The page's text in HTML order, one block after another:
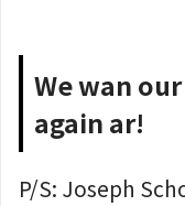
We wan
again ar!
P/S: Joseph